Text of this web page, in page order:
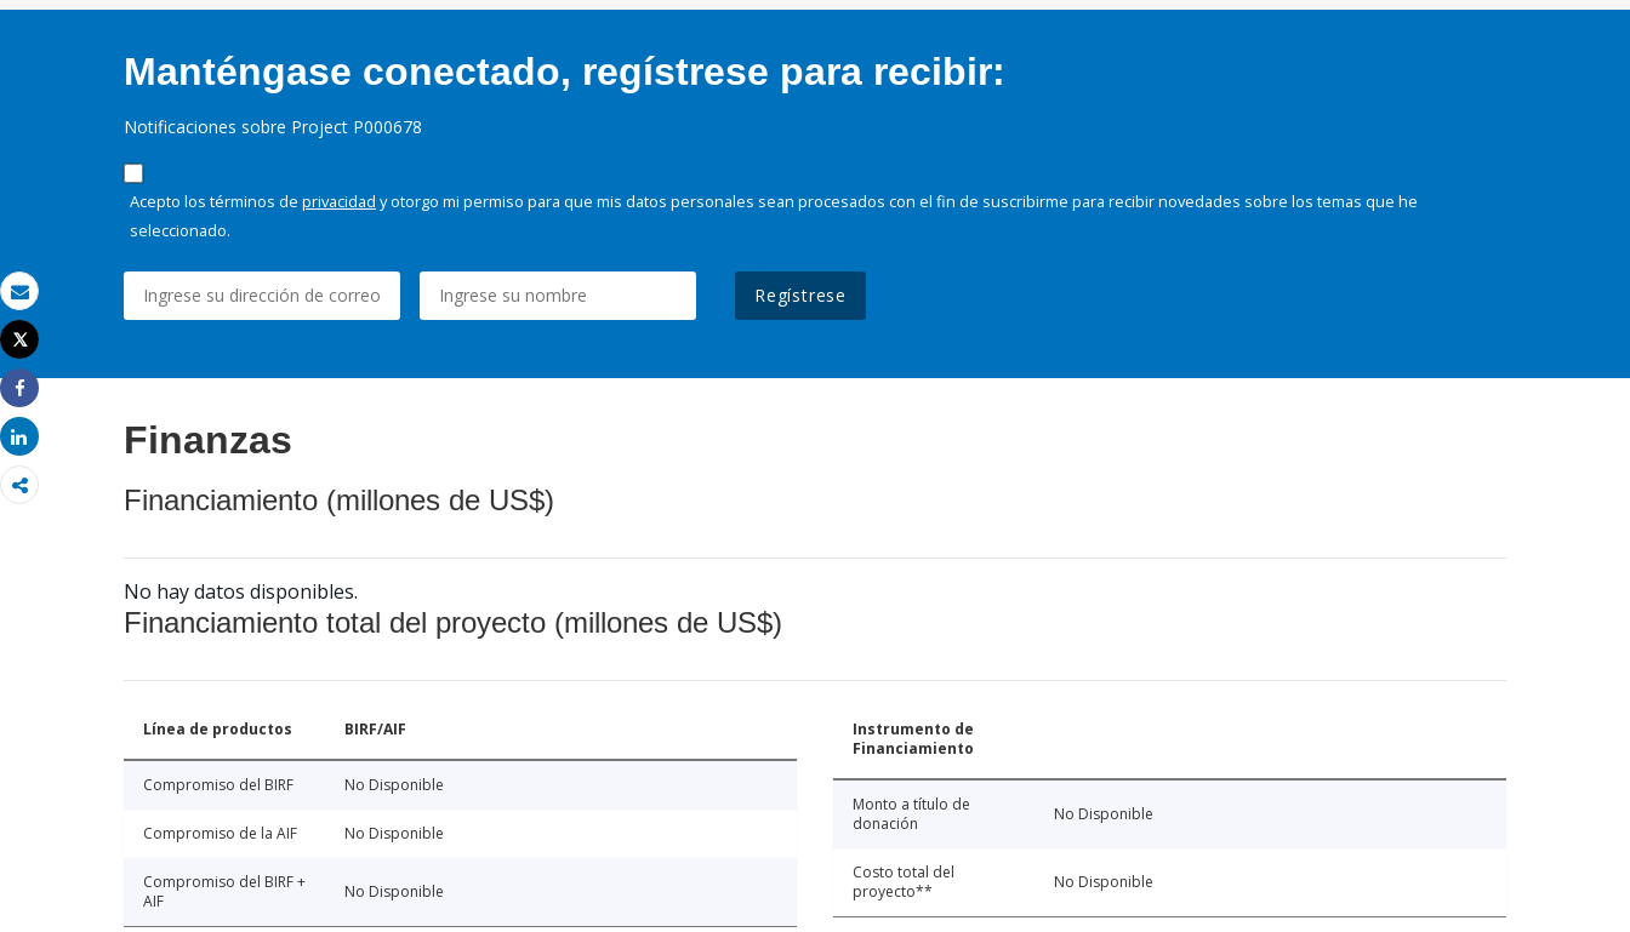
Correo electrónico
Imprimir
Tweet
Share
Share
Manténgase conectado, regístrese para recibir:
Notificaciones sobre Project P000678
Acepto los términos de privacidad y otorgo mi permiso para que mis datos personales sean procesados con el fin de suscribirme para recibir novedades sobre los temas que he
seleccionado.
Regístrese
Finanzas
Financiamiento (millones de US$)
No hay datos disponibles.
Financiamiento total del proyecto (millones de US$)
Línea de productos BIRF/AIF
Compromiso del BIRF No Disponible
Compromiso de la AIF No Disponible
Compromiso del BIRF +
AIF
No Disponible
Instrumento de
Financiamiento
Monto a título de
donación
No Disponible
Costo total del
proyecto**
No Disponible